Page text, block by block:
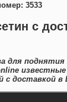
3533
с
для
известные
с доставкой в